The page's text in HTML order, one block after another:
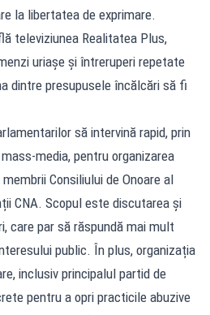
la libertatea de exprimare.
televiziunea Realitatea Plus,
uriașe și întreruperi repetate
dintre presupusele încălcări să fi
să intervină rapid, prin
media, pentru organizarea
Consiliului de Onoare al
CNA. Scopul este discutarea și
care par să răspundă mai mult
public. În plus, organizația
inclusiv principalul partid de
pentru a opri practicile abuzive